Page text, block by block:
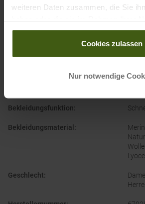
weiteren Daten zusammen, die Sie
gesammelt haben.
Cookies zulassen
Nur notwendige
PRODUKTEIGENSCHAFTEN:
Bekleidungsfunktion:
Bekleidungsmaterial :
Wolle
Geschlecht: